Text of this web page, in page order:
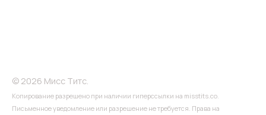
© 2026 Мисс Титс.
Копирование разрешено при наличии гиперссылки на misstits.co.
Письменное уведомление или разрешение не требуется. Права на